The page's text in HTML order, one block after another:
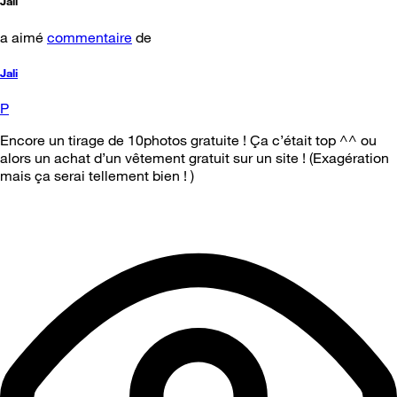
a aimé commentaire de
Jali
P
Encore un tirage de 10photos gratuite ! Ça c’était top ^^ ou
alors un achat d’un vêtement gratuit sur un site ! (Exagération
mais ça serai tellement bien ! )